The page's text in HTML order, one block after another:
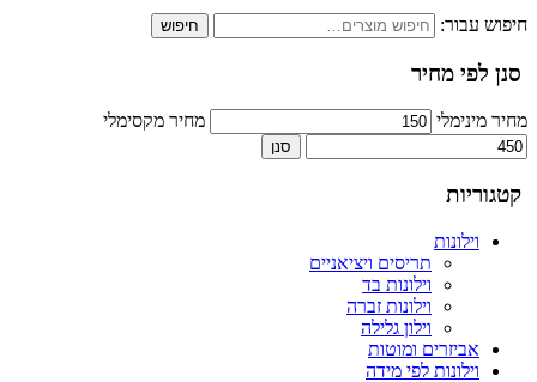
חיפוש עבור: חיפוש
סנן לפי מחיר
מחיר מינימלי מחיר מקסימלי
סנן
קטגוריות
וילונות
תריסים ויציאניים
וילונות בד
וילונות זברה
וילון גלילה
אביזרים ומוטות
וילונות לפי מידה